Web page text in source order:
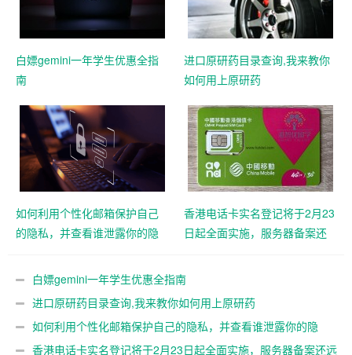
白嫖gemini一年学生优惠全指
南
进口原研药目录查询,我来教你
如何用上原研药
如何利用个性化邮箱保护自己
的隐私，并查看谁泄露你的隐
香港电话卡实名登记将于2月23
日起全面实施，服务器备案还
白嫖gemini一年学生优惠全指南
进口原研药目录查询,我来教你如何用上原研药
如何利用个性化邮箱保护自己的隐私，并查看谁泄露你的隐
私 香港电话卡实名登记将于2月23日起全面实施，服务器备案还远